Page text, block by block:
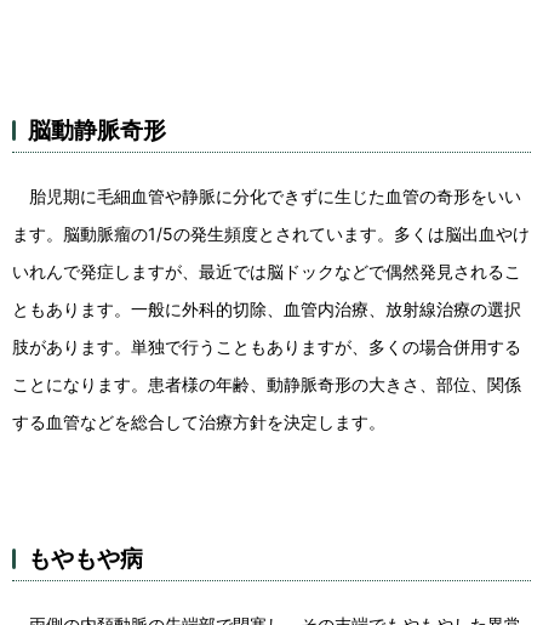
脳動静脈奇形
胎児期に毛細血管や静脈に分化できずに生じた血管の奇形をいい
ます。脳動脈瘤の1/5の発生頻度とされています。多くは脳出血やけ
いれんで発症しますが、最近では脳ドックなどで偶然発見されるこ
ともあります。一般に外科的切除、血管内治療、放射線治療の選択
肢があります。単独で行うこともありますが、多くの場合併用する
ことになります。患者様の年齢、動静脈奇形の大きさ、部位、関係
する血管などを総合して治療方針を決定します。
もやもや病